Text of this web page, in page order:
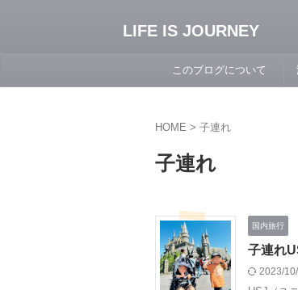
LIFE IS JOURNEY
このブログについて
HOME > 子連れ
子連れ
国内旅行
子連れ
2023/